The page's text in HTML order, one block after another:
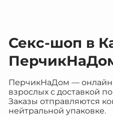
Секс-шоп в
ПерчикНаДом —
взрослых с доставкой по
Заказы отправляются
нейтральной упаковке.